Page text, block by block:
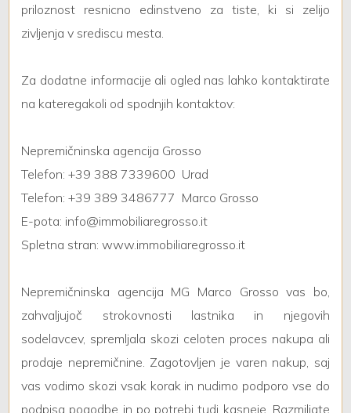
priloznost resnicno edinstveno za tiste, ki si zelijo
zivljenja v srediscu mesta.
Za dodatne informacije ali ogled nas lahko kontaktirate
na kateregakoli od spodnjih kontaktov:
Nepremičninska agencija Grosso
Telefon: +39 388 7339600  Urad
Telefon: +39 389 3486777  Marco Grosso
E-pota: info@immobiliaregrosso.it
Spletna stran: www.immobiliaregrosso.it
Nepremičninska agencija MG Marco Grosso vas bo,
zahvaljujoč strokovnosti lastnika in njegovih
sodelavcev, spremljala skozi celoten proces nakupa ali
prodaje nepremičnine. Zagotovljen je varen nakup, saj
vas vodimo skozi vsak korak in nudimo podporo vse do
podpisa pogodbe in po potrebi tudi kasneje. Razmiljate